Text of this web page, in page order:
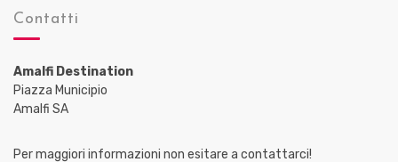
Contatti
Amalfi Destination
Piazza Municipio
Amalfi SA
Per maggiori informazioni non esitare a contattarci!